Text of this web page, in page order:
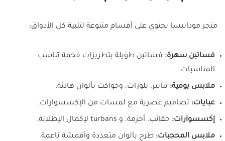
متجر مودانيسا يحتوي على أقسام متنوعة لتلبية كل الأذواق:
فساتين سهرة: فساتين طويلة بتطريزات فخمة تناسب
المناسبات.
ملابس يومية: تنانير، بلوزات، وجواكت بألوان هادئة.
عبايات: تصاميم عصرية مع لمسات من الإكسسوارات.
إكسسوارات: حقائب، أحزمة، و turbans لإكمال الإطلالة.
ملابس المحجبات: طرح بألوان متعددة وأقمشة ناعمة.